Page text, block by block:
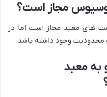
مجاز است؟
های معبد مجاز است اما در
محدودیت وجود داشته باشد.
به معبد